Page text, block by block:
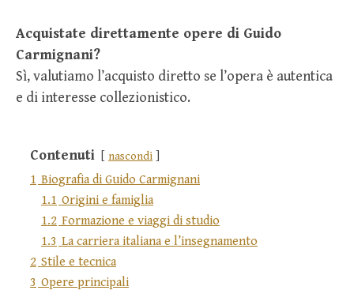
Acquistate direttamente opere di Guido
Carmignani?
Sì, valutiamo l’acquisto diretto se l’opera è autentica
e di interesse collezionistico.
Contenuti nascondi
1 Biografia di Guido Carmignani
1.1 Origini e famiglia
1.2 Formazione e viaggi di studio
1.3 La carriera italiana e l’insegnamento
2 Stile e tecnica
3 Opere principali